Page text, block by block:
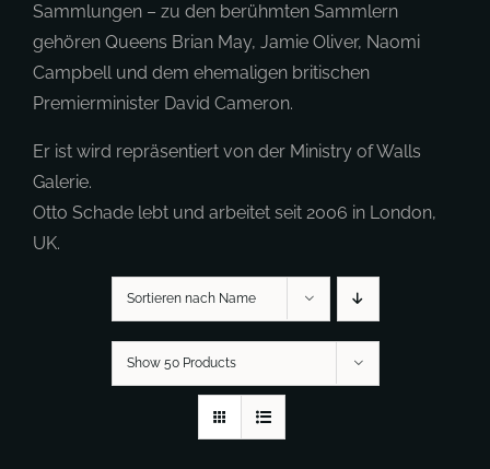
Sammlungen – zu den berühmten Sammlern
gehören Queens Brian May, Jamie Oliver, Naomi
Campbell und dem ehemaligen britischen
Premierminister David Cameron.
Er ist wird repräsentiert von der Ministry of Walls
Galerie.
Otto Schade lebt und arbeitet seit 2006 in London,
UK.
Sortieren nach Name
Show 50 Products